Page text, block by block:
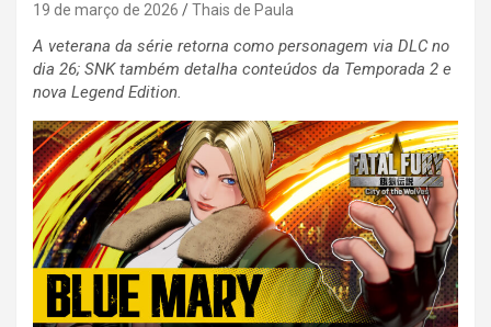
19 de março de 2026 Thais de Paula
A veterana da série retorna como personagem via DLC no
dia 26; SNK também detalha conteúdos da Temporada 2 e
nova Legend Edition.